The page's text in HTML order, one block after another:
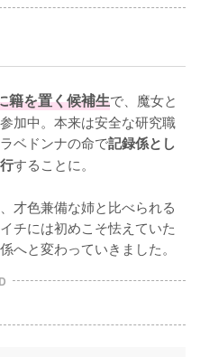
籍を置く候補生で、魔女と
加中。本来は安全な研究職
ベドンナの命で記録係とし
することに。
才色兼備な姉と比べられる
チには初めこそ怯えていた
へと変わっていきました。